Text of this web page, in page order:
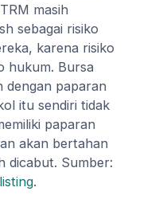
masih
sebagai risiko
karena risiko
hukum. Bursa
dengan paparan
itu sendiri tidak
paparan
akan bertahan
dicabut. Sumber:
.